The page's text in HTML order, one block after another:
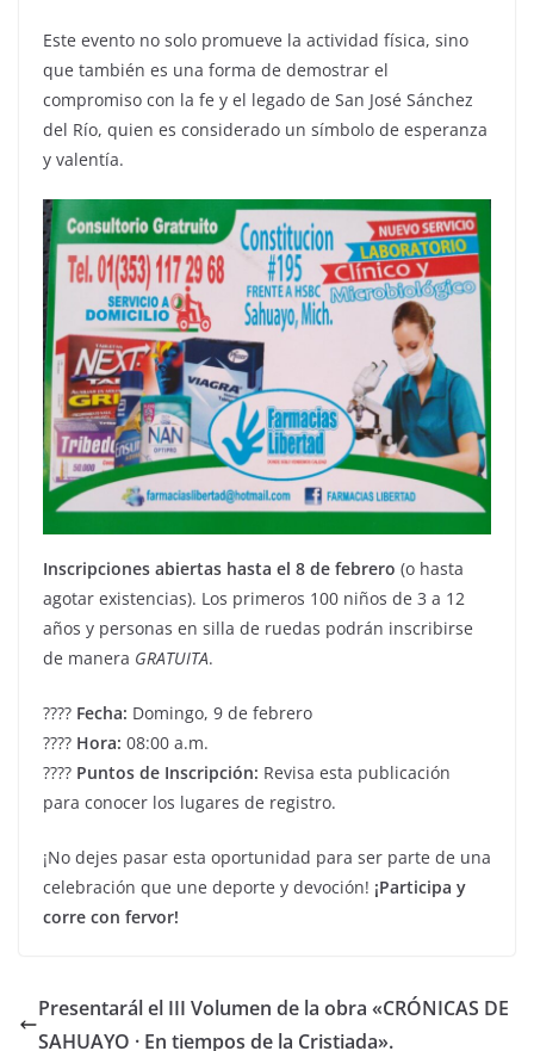
Este evento no solo promueve la actividad física, sino
que también es una forma de demostrar el
compromiso con la fe y el legado de San José Sánchez
del Río, quien es considerado un símbolo de esperanza
y valentía.
Inscripciones abiertas hasta el 8 de febrero (o hasta
agotar existencias). Los primeros 100 niños de 3 a 12
años y personas en silla de ruedas podrán inscribirse
de manera GRATUITA.
????️ Fecha: Domingo, 9 de febrero
???? Hora: 08:00 a.m.
???? Puntos de Inscripción: Revisa esta publicación
para conocer los lugares de registro.
¡No dejes pasar esta oportunidad para ser parte de una
celebración que une deporte y devoción! ¡Participa y
corre con fervor!
Presentarál el III Volumen de la obra «CRÓNICAS DE
SAHUAYO · En tiempos de la Cristiada».